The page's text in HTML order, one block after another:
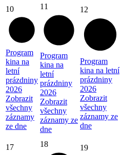
10
Program
kina na
letní
prázdniny
2026
Zobrazit
všechny
záznamy
ze dne
11
Program
kina na
letní
prázdniny
2026
Zobrazit
všechny
záznamy ze
dne
12
Program
kina na letní
prázdniny
2026
Zobrazit
všechny
záznamy ze
dne
17 18 19